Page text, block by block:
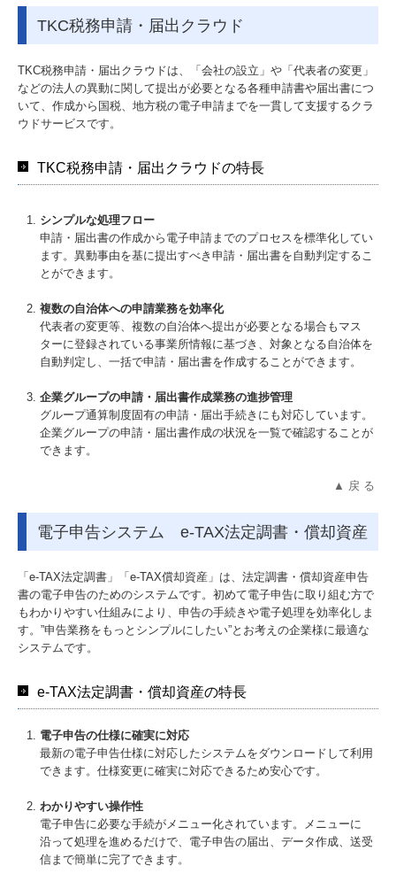
TKC税務申請・届出クラウド
TKC税務申請・届出クラウドは、「会社の設立」や「代表者の変更」
などの法人の異動に関して提出が必要となる各種申請書や届出書につ
いて、作成から国税、地方税の電子申請までを一貫して支援するクラ
ウドサービスです。
TKC税務申請・届出クラウドの特長
シンプルな処理フロー
申請・届出書の作成から電子申請までのプロセスを標準化してい
ます。異動事由を基に提出すべき申請・届出書を自動判定するこ
とができます。
複数の自治体への申請業務を効率化
代表者の変更等、複数の自治体へ提出が必要となる場合もマス
ターに登録されている事業所情報に基づき、対象となる自治体を
自動判定し、一括で申請・届出書を作成することができます。
企業グループの申請・届出書作成業務の進捗管理
グループ通算制度固有の申請・届出手続きにも対応しています。
企業グループの申請・届出書作成の状況を一覧で確認することが
できます。
▲ 戻 る
電子申告システム e-TAX法定調書・償却資産
「e-TAX法定調書」「e-TAX償却資産」は、法定調書・償却資産申告
書の電子申告のためのシステムです。初めて電子申告に取り組む方で
もわかりやすい仕組みにより、申告の手続きや電子処理を効率化しま
す。”申告業務をもっとシンプルにしたい”とお考えの企業様に最適な
システムです。
e-TAX法定調書・償却資産の特長
電子申告の仕様に確実に対応
最新の電子申告仕様に対応したシステムをダウンロードして利用
できます。仕様変更に確実に対応できるため安心です。
わかりやすい操作性
電子申告に必要な手続がメニュー化されています。メニューに
沿って処理を進めるだけで、電子申告の届出、データ作成、送受
信まで簡単に完了できます。